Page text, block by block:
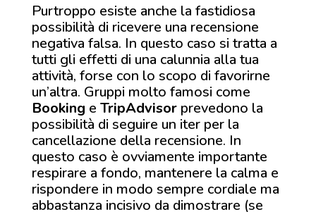
Purtroppo esiste anche la fastidiosa
possibilità di ricevere una recensione
negativa falsa. In questo caso si tratta a
tutti gli effetti di una calunnia alla tua
attività, forse con lo scopo di favorirne
un’altra. Gruppi molto famosi come
Booking e TripAdvisor prevedono la
possibilità di seguire un iter per la
cancellazione della recensione. In
questo caso è ovviamente importante
respirare a fondo, mantenere la calma e
rispondere in modo sempre cordiale ma
abbastanza incisivo da dimostrare (se